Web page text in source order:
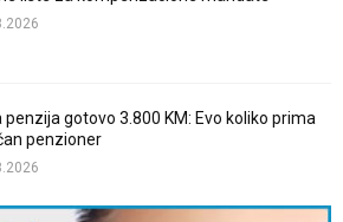
penzija gotovo 3.800 KM: Evo koliko prima
penzioner